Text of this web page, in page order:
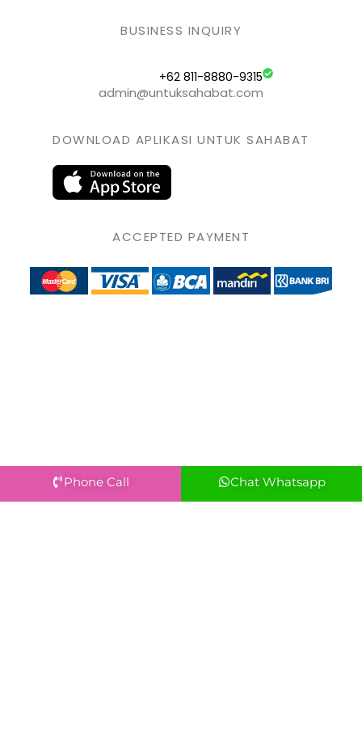
BUSINESS INQUIRY
+62 811-8880-9315
admin@untuksahabat.com
DOWNLOAD APLIKASI UNTUK SAHABAT
ACCEPTED PAYMENT
Phone Call Chat Whatsapp